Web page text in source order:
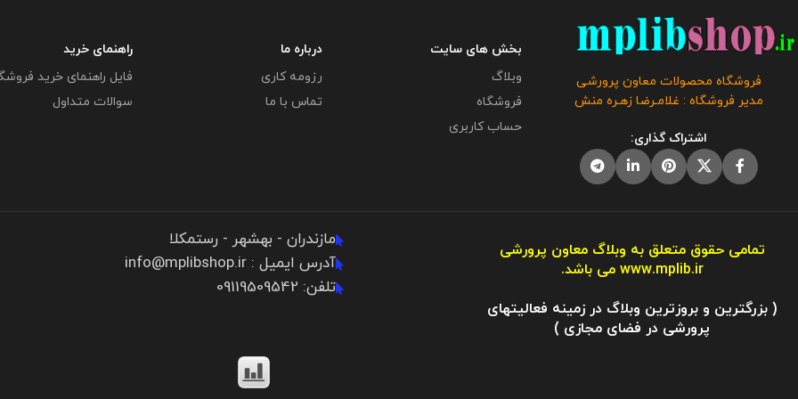
فروشگاه محصولات معاون پرورشی
مدیر فروشگاه : غلامـرضا زهـره منش
اشتراک گذاری:
بخش های سایت
وبلاگ
فروشگاه
حساب کاربری
درباره ما
رزومه کاری
تماس با ما
راهنمای خرید
فایل راهنمای خرید
سوالات متداول
تمامی حقوق متعلق به وبلاگ معاون پرورشی
www.mplib.ir می باشد.
( بزرگترین و بروزترین وبلاگ در زمینه فعالیتهای
پرورشی در فضای مجازی )
مازندران - بهشهر - رستمکلا
آدرس ایمیل : info@mplibshop.ir
تلفن: 09119509542​